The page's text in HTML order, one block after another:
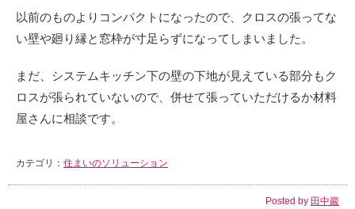
以前のものよりコンパクトになったので、クロスの張ってな
い壁や廻り縁と窓枠が寸足らずになってしまいました。
まだ、システムキッチン下の壁の下地が見えている部分もク
ロスが張られていないので、併せて張っていただけるか材料
屋さんに相談です。
カテゴリ： 住まいのソリューション
Posted by 田中巖